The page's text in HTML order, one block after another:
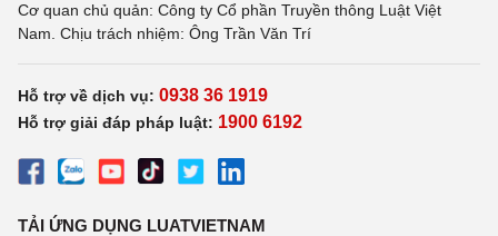
Cơ quan chủ quản: Công ty Cổ phần Truyền thông Luật Việt
Nam. Chịu trách nhiệm: Ông Trần Văn Trí
Hỗ trợ về dịch vụ: 0938 36 1919
Hỗ trợ giải đáp pháp luật: 1900 6192
TẢI ỨNG DỤNG LUATVIETNAM